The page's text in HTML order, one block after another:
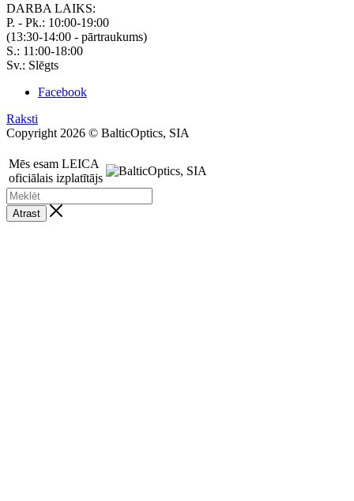
DARBA LAIKS:
P. - Pk.: 10:00-19:00
(13:30-14:00 - pārtraukums)
S.: 11:00-18:00
Sv.: Slēgts
Facebook
Raksti
Copyright 2026 © BalticOptics, SIA
Mēs esam LEICA
oficiālais izplatītājs
Atrast